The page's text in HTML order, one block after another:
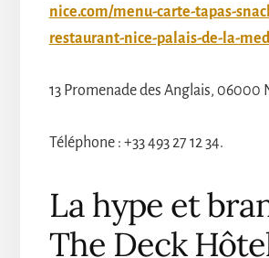
nice.com/menu-carte-tapas-
restaurant-nice-palais-de-la-
13 Promenade des Anglais, 06000
Téléphone : +33 493 27 12 34.
La hype et
The Deck